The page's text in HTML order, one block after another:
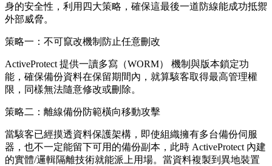
身的安全性，利用四大策略，確保這最後一道防線能成功抵禦
外部威脅。
策略一：不可竄改機制防止任意刪改
ActiveProtect 提供一讀多寫（WORM） 機制與版本鎖定功
能，確保備份資料在保留期間內，就算駭客取得最高管理權
限，同樣無法隨意修改或刪除。
策略二：離線備份防範橫向移動攻擊
當駭客已經摸透資料保護架構，即使組織擁有多台備份伺服
器，也不一定能留下可用的備份副本，此時 ActiveProtect 內建
的實體/邏輯隔離技術就能派上用場。當資料複製到異地裝置